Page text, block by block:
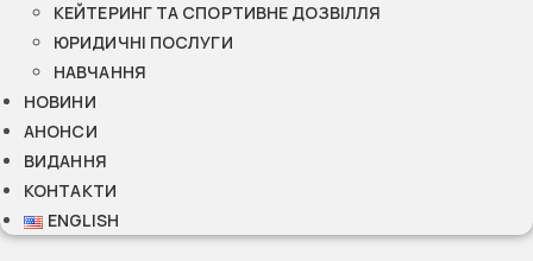
КЕЙТЕРИНГ ТА СПОРТИВНЕ ДОЗВІЛЛЯ
ЮРИДИЧНІ ПОСЛУГИ
НАВЧАННЯ
НОВИНИ
АНОНСИ
ВИДАННЯ
КОНТАКТИ
ENGLISH